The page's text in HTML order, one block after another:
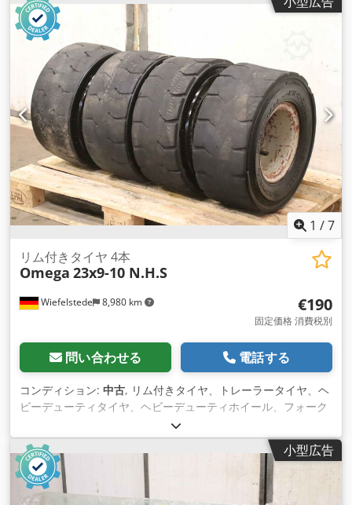
ヤ圧力：bar -ピッチサークル： Ø 162 x 18 mm -前部： Ø 110
mm Dcsdpfxour Alks Akkjk -価格/配送: 完成品 -重量：27 kg/
本
1 /7
Wiefelstede 8,980 km
リム付きタイヤ 4本
Omega 23x9-10 N.H.S
€190
固定価格 消費税別
問い合わせる 電話する
コンディション: 中古, リム付きタイヤ、トレーラータイヤ、ヘ
ビーデューティタイヤ、ヘビーデューティホイール、フォーク
リフトタイヤ -メーカー：オメガ、4ピースタイヤタイプWIDE-
WALL、インナーチューブ、リム付 -タイヤサイズ：23x9-10
N.H.S. -ピッチサークル： Ø 162 x 20 mm -リセス：Ø 110
mm Dedpour Alwofx Akkock -価格/配送: 完成品 -寸法： Ø
540 x 240 mm -重量：35 kg/本
小型広告